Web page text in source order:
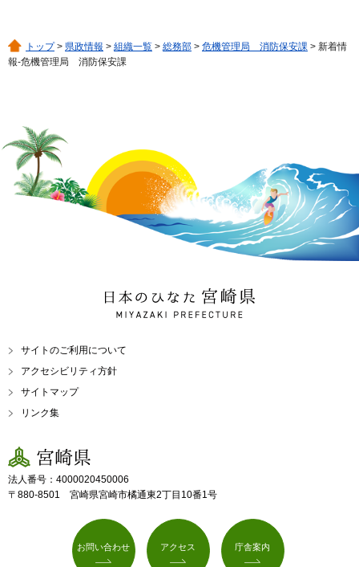
トップ> 県政情報 > 組織一覧 > 総務部 > 危機管理局 消防保安課 > 新着情
報-危機管理局 消防保安課
日本のひなた 宮崎県
MIYAZAKI PREFECTURE
サイトのご利用について
アクセシビリティ方針
サイトマップ
リンク集
宮崎県
法人番号：4000020450006
〒880-8501 宮崎県宮崎市橘通東2丁目10番1号
お問い合わせ アクセス 庁舎案内